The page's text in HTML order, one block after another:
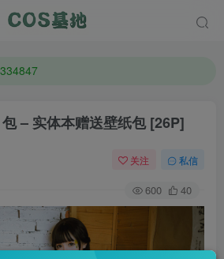
QQ：772334847
一七天佳》，实时查看最新站点。
– 实体本赠送壁纸包 [26P]
关注 私信
600 40